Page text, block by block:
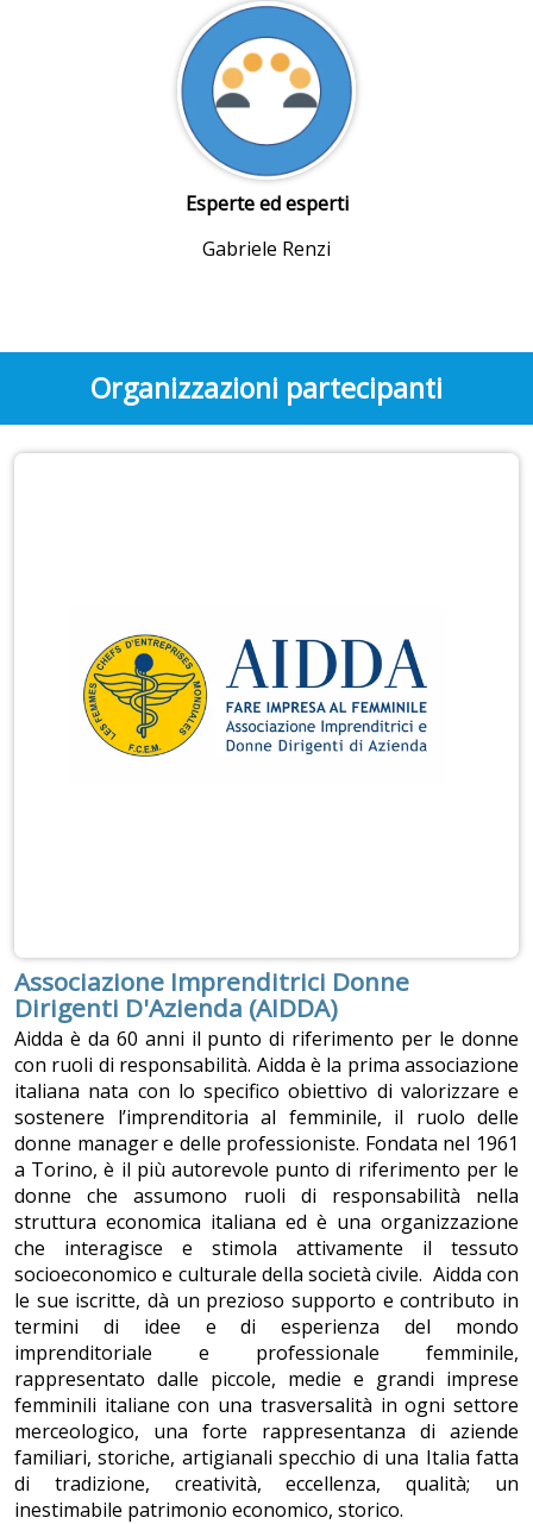
Esperte ed esperti
Gabriele Renzi
Organizzazioni partecipanti
Associazione Imprenditrici Donne
Dirigenti D'Azienda (AIDDA)
Aidda è da 60 anni il punto di riferimento per le donne
con ruoli di responsabilità. Aidda è la prima associazione
italiana nata con lo specifico obiettivo di valorizzare e
sostenere l’imprenditoria al femminile, il ruolo delle
donne manager e delle professioniste. Fondata nel 1961
a Torino, è il più autorevole punto di riferimento per le
donne che assumono ruoli di responsabilità nella
struttura economica italiana ed è una organizzazione
che interagisce e stimola attivamente il tessuto
socioeconomico e culturale della società civile. Aidda con
le sue iscritte, dà un prezioso supporto e contributo in
termini di idee e di esperienza del mondo
imprenditoriale e professionale femminile,
rappresentato dalle piccole, medie e grandi imprese
femminili italiane con una trasversalità in ogni settore
merceologico, una forte rappresentanza di aziende
familiari, storiche, artigianali specchio di una Italia fatta
di tradizione, creatività, eccellenza, qualità; un
inestimabile patrimonio economico, storico.